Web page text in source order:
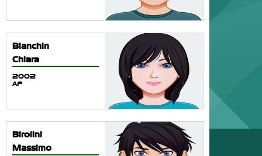
Bianchin
Chiara
2002
AF
Birolini
Massimo